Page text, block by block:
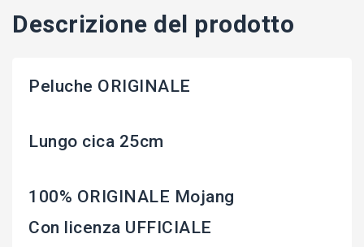
Descrizione del prodotto
Peluche ORIGINALE
Lungo cica 25cm
100% ORIGINALE Mojang
Con licenza UFFICIALE